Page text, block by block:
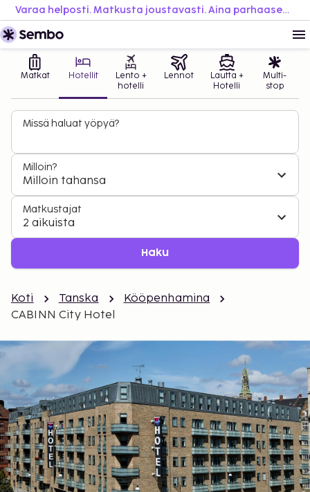
Varaa helposti. Matkusta joustavasti. Aina parhaaseen hintaan.
Matkat Hotellit
Lento +
hotelli
Lennot
Lautta +
Hotelli
Multi-
stop
Missä haluat yöpyä?
Milloin?
Milloin tahansa
Matkustajat
2 aikuista
Haku
Koti Tanska
Kööpenhamina
CABINN City Hotel